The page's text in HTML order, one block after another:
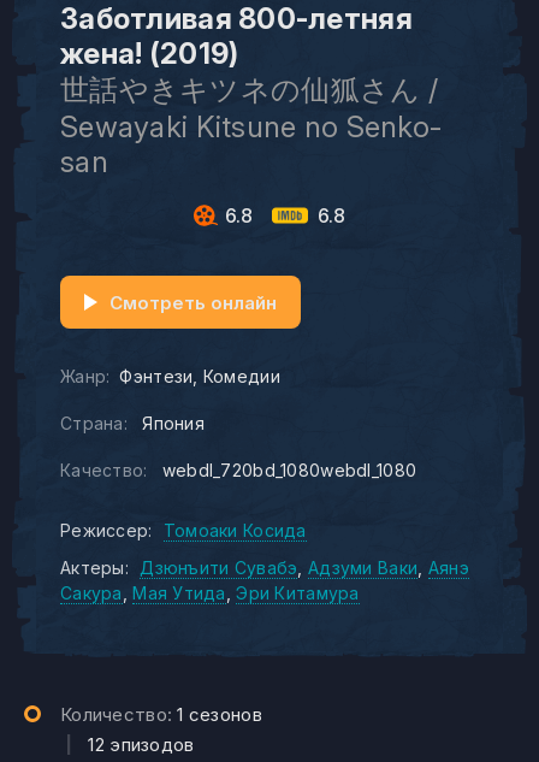
Заботливая 800-летняя
жена! (2019)
世話やきキツネの仙狐さん /
Sewayaki Kitsune no Senko-
san
6.8 6.8
Жанр: Фэнтези Комедии
Страна: Япония
Качество: webdl_720bd_1080webdl_1080
Смотреть онлайн
Режиссер:
Томоаки Косида
Актеры:
Дзюнъити Сувабэ Адзуми Ваки Аянэ
Сакура
Мая Утида Эри Китамура
Количество:1 сезонов
|12 эпизодов